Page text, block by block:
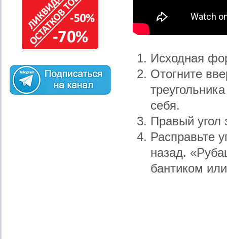
Исходная
Отогните
себя.
Правый угол
Расправьте
назад.
бантиком